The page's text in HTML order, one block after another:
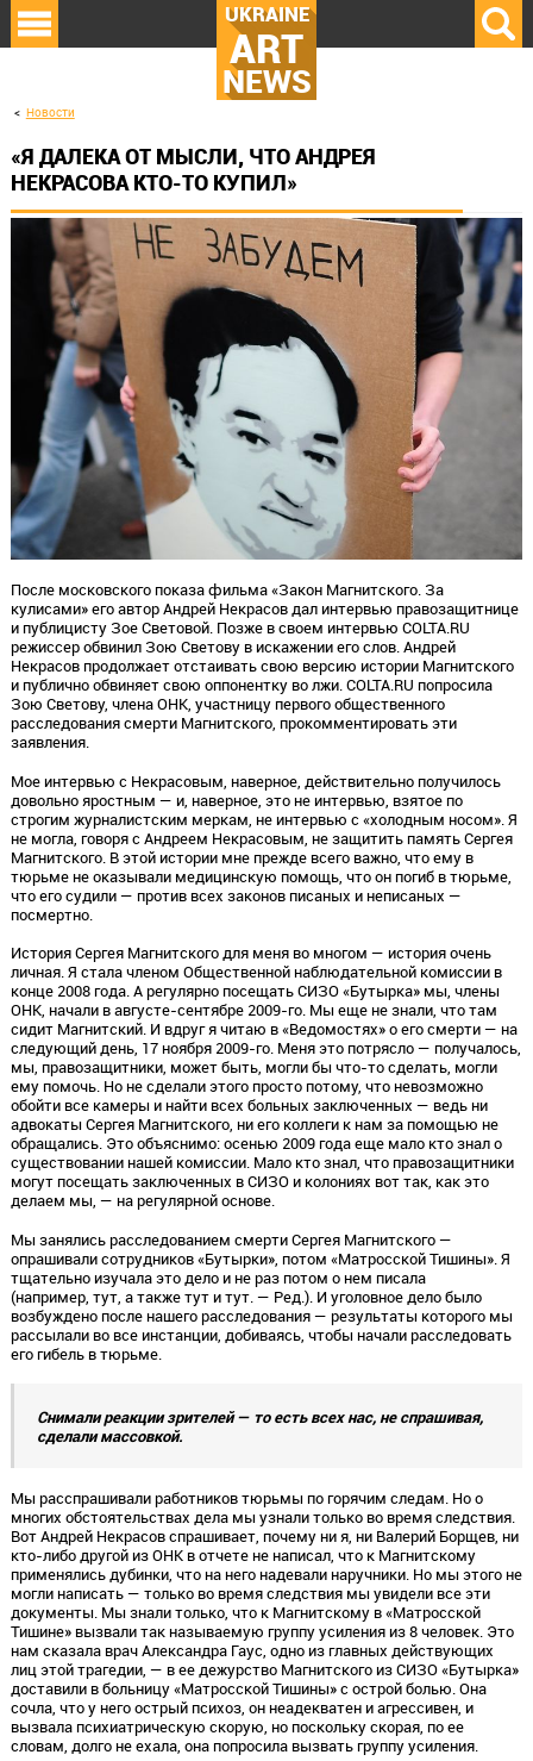
UKRAINE
ART
NEWS
Новости
«Я ДАЛЕКА ОТ МЫСЛИ, ЧТО АНДРЕЯ
НЕКРАСОВА КТО-ТО КУПИЛ»
После московского показа фильма «Закон Магнитского. За
кулисами» его автор Андрей Некрасов дал интервью правозащитнице
и публицисту Зое Световой. Позже в своем интервью COLTA.RU
режиссер обвинил Зою Светову в искажении его слов. Андрей
Некрасов продолжает отстаивать свою версию истории Магнитского
и публично обвиняет свою оппонентку во лжи. COLTA.RU попросила
Зою Светову, члена ОНК, участницу первого общественного
расследования смерти Магнитского, прокомментировать эти
заявления.
Мое интервью с Некрасовым, наверное, действительно получилось
довольно яростным — и, наверное, это не интервью, взятое по
строгим журналистским меркам, не интервью с «холодным носом». Я
не могла, говоря с Андреем Некрасовым, не защитить память Сергея
Магнитского. В этой истории мне прежде всего важно, что ему в
тюрьме не оказывали медицинскую помощь, что он погиб в тюрьме,
что его судили — против всех законов писаных и неписаных —
посмертно.
История Сергея Магнитского для меня во многом — история очень
личная. Я стала членом Общественной наблюдательной комиссии в
конце 2008 года. А регулярно посещать СИЗО «Бутырка» мы, члены
ОНК, начали в августе-сентябре 2009-го. Мы еще не знали, что там
сидит Магнитский. И вдруг я читаю в «Ведомостях» о его смерти — на
следующий день, 17 ноября 2009-го. Меня это потрясло — получалось,
мы, правозащитники, может быть, могли бы что-то сделать, могли
ему помочь. Но не сделали этого просто потому, что невозможно
обойти все камеры и найти всех больных заключенных — ведь ни
адвокаты Сергея Магнитского, ни его коллеги к нам за помощью не
обращались. Это объяснимо: осенью 2009 года еще мало кто знал о
существовании нашей комиссии. Мало кто знал, что правозащитники
могут посещать заключенных в СИЗО и колониях вот так, как это
делаем мы, — на регулярной основе.
Мы занялись расследованием смерти Сергея Магнитского —
опрашивали сотрудников «Бутырки», потом «Матросской Тишины». Я
тщательно изучала это дело и не раз потом о нем писала
(например, тут, а также тут и тут. — Ред.). И уголовное дело было
возбуждено после нашего расследования — результаты которого мы
рассылали во все инстанции, добиваясь, чтобы начали расследовать
его гибель в тюрьме.
Снимали реакции зрителей — то есть всех нас, не спрашивая,
сделали массовкой.
Мы расспрашивали работников тюрьмы по горячим следам. Но о
многих обстоятельствах дела мы узнали только во время следствия.
Вот Андрей Некрасов спрашивает, почему ни я, ни Валерий Борщев, ни
кто-либо другой из ОНК в отчете не написал, что к Магнитскому
применялись дубинки, что на него надевали наручники. Но мы этого не
могли написать — только во время следствия мы увидели все эти
документы. Мы знали только, что к Магнитскому в «Матросской
Тишине» вызвали так называемую группу усиления из 8 человек. Это
нам сказала врач Александра Гаус, одно из главных действующих
лиц этой трагедии, — в ее дежурство Магнитского из СИЗО «Бутырка»
доставили в больницу «Матросской Тишины» с острой болью. Она
сочла, что у него острый психоз, он неадекватен и агрессивен, и
вызвала психиатрическую скорую, но поскольку скорая, по ее
словам, долго не ехала, она попросила вызвать группу усиления.